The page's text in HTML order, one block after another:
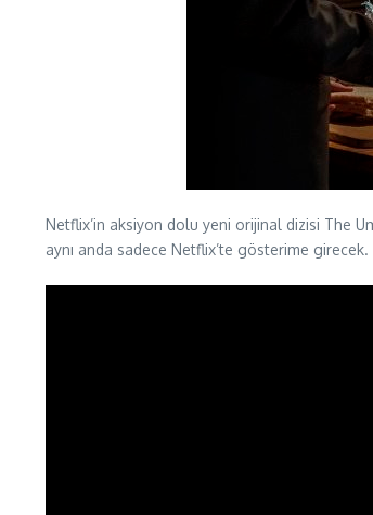
Netflix’in aksiyon dolu yeni orijinal dizisi The
aynı anda sadece Netflix’te gösterime